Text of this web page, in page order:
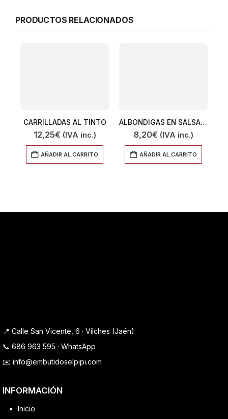
PRODUCTOS RELACIONADOS
CARRILLADAS AL TINTO
12,25€ (IVA inc.)
AÑADIR AL CARRITO
ALBONDIGAS EN SALSA ALMENDRAS 450GR
8,20€ (IVA inc.)
AÑADIR AL CARRITO
📍 Calle San Vicente, 6 · Vilches (Jaén)
📞 686 963 595 · WhatsApp
✉️ info@embutidoselpipi.com
INFORMACIÓN
Inicio